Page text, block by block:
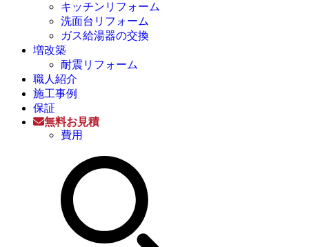
キッチンリフォーム
洗面台リフォーム
ガス給湯器の交換
増改築
耐震リフォーム
職人紹介
施工事例
保証
無料お見積
費用